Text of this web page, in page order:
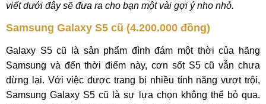
viết dưới đây sẽ đưa ra cho bạn một vài gợi ý nho nhỏ.
Samsung Galaxy S5 cũ (4.200.000 đồng)
Galaxy S5 cũ là sản phẩm đình đám một thời của hãng
Samsung và đến thời điểm này, cơn sốt S5 cũ vẫn chưa
dừng lại. Với việc được trang bị nhiều tính năng vượt trội,
Samsung Galaxy S5 cũ là sự lựa chọn không thể bỏ qua.